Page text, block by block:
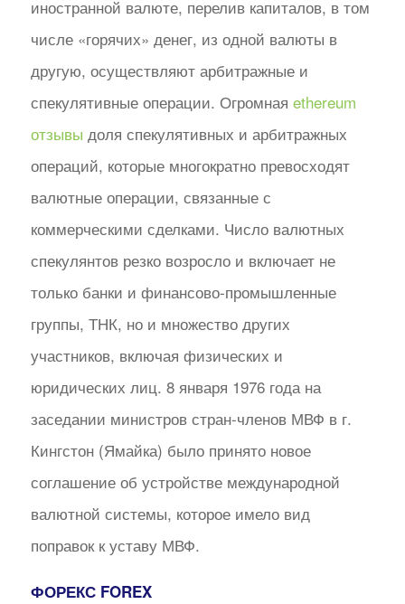
иностранной валюте, перелив капиталов, в том
числе «горячих» денег, из одной валюты в
другую, осуществляют арбитражные и
спекулятивные операции. Огромная ethereum
отзывы доля спекулятивных и арбитражных
операций, которые многократно превосходят
валютные операции, связанные с
коммерческими сделками. Число валютных
спекулянтов резко возросло и включает не
только банки и финансово-промышленные
группы, ТНК, но и множество других
участников, включая физических и
юридических лиц. 8 января 1976 года на
заседании министров стран-членов МВФ в г.
Кингстон (Ямайка) было принято новое
соглашение об устройстве международной
валютной системы, которое имело вид
поправок к уставу МВФ.
ФОРЕКС FOREX